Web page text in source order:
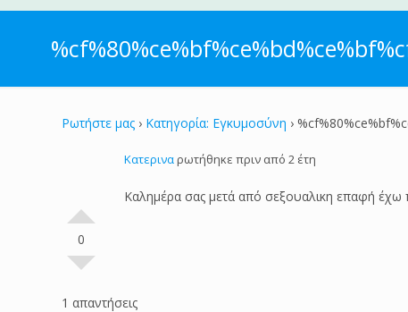
Ρωτήστε μας › Κατηγορία: Εγκυμοσύνη ›
0
Κατεριναρωτήθηκε πριν από 2 έτη
Καλημέρα σας μετά από σεξουαλικη επαφή έχω
1 απαντήσεις